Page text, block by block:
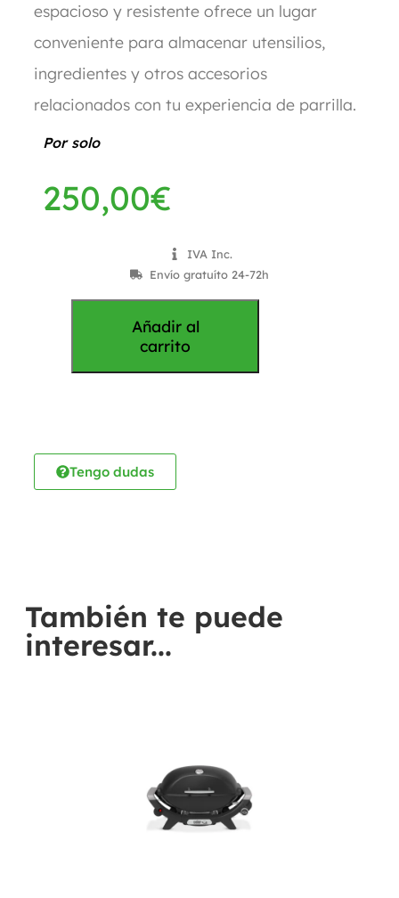
espacioso y resistente ofrece un lugar
conveniente para almacenar utensilios,
ingredientes y otros accesorios
relacionados con tu experiencia de parrilla.
Por solo
250,00€
IVA Inc.
Envío gratuíto 24-72h
Añadir al
carrito
Tengo dudas
También te puede
interesar...